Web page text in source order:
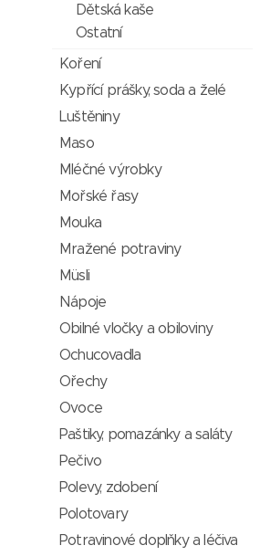
Dětská kaše
Ostatní
Koření
Kypřící prášky, soda a želé
Luštěniny
Maso
Mléčné výrobky
Mořské řasy
Mouka
Mražené potraviny
Müsli
Nápoje
Obilné vločky a obiloviny
Ochucovadla
Ořechy
Ovoce
Paštiky, pomazánky a saláty
Pečivo
Polevy, zdobení
Polotovary
Potravinové doplňky a léčiva